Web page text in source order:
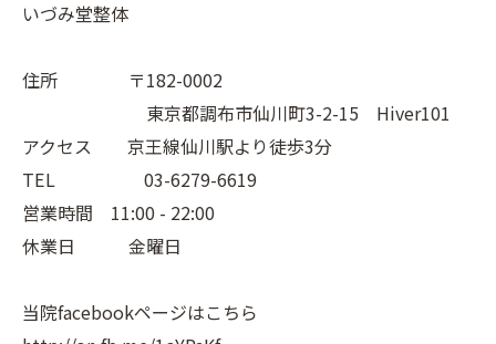
いづみ堂整体
住所 〒182-0002
東京都調布市仙川町3-2-15 Hiver101
アクセス 京王線仙川駅より徒歩3分
TEL 03-6279-6619
営業時間 11:00 - 22:00
休業日 金曜日
当院facebookページはこちら